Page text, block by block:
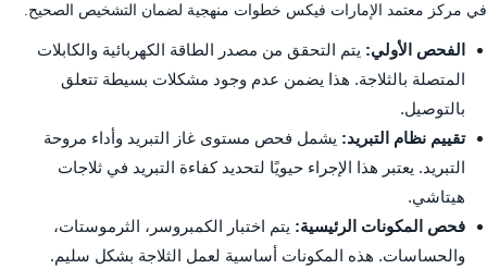
في مركز معتمد الإمارات فيكس خطوات منهجية لضمان التشخيص الصحيح.
الفحص الأولي: يتم التحقق من مصدر الطاقة الكهربائية والكابلات
المتصلة بالثلاجة. هذا يضمن عدم وجود مشكلات بسيطة تتعلق
بالتوصيل.
تقييم نظام التبريد: يشمل فحص مستوى غاز التبريد وأداء مروحة
التبريد. يعتبر هذا الإجراء حيويًا لتحديد كفاءة التبريد في ثلاجات
هيتاشي.
فحص المكونات الرئيسية: يتم اختبار الكمبروسر، الثرموستات،
والحساسات. هذه المكونات أساسية لعمل الثلاجة بشكل سليم.